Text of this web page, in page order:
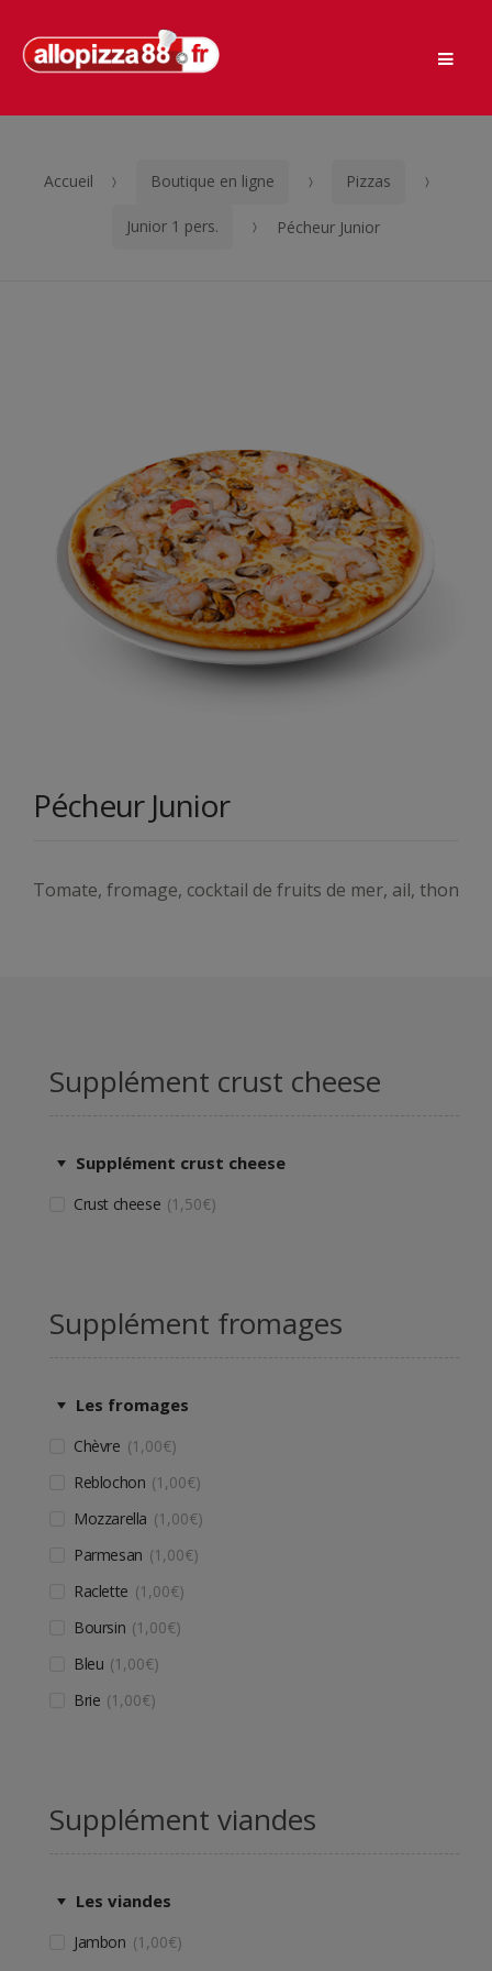
Passer
Aller
Accueil Boutique en ligne Pizzas
Junior 1 pers. Pécheur Junior
Pécheur Junior
Tomate, fromage, cocktail de fruits de mer, ail, thon
Supplément crust cheese
Supplément crust cheese
Crust cheese 1,50€
Supplément fromages
Les fromages
Chèvre 1,00€
Reblochon
1,00€
Mozzarella
1,00€
Parmesan 1,00€
Raclette 1,00€
Boursin
1,00€
Bleu
1,00€
Brie
1,00€
Supplément viandes
Les viandes
Jambon 1,00€